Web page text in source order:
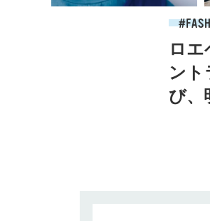
ロ
ント
び、